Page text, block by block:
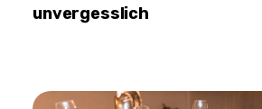
unvergesslich